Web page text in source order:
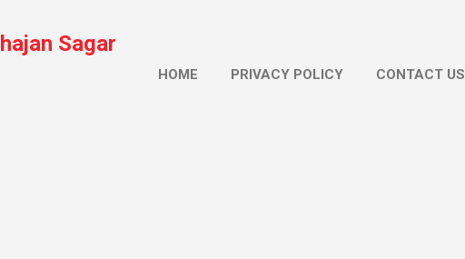
Sagar
HOME PRIVACY POLICY CONTACT US